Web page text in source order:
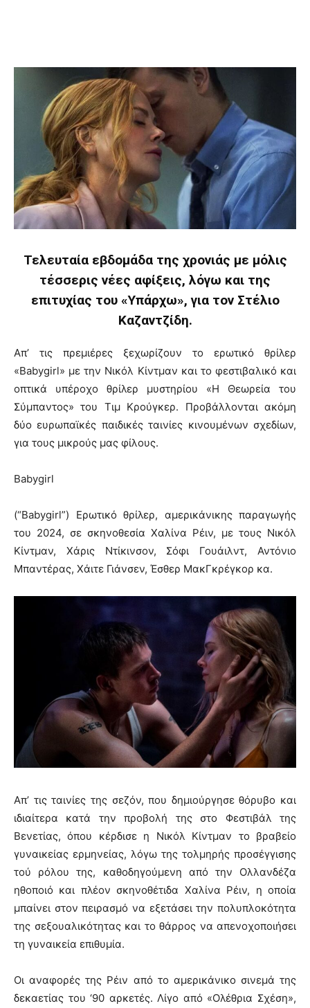
Τελευταία εβδομάδα της χρονιάς με μόλις
τέσσερις νέες αφίξεις, λόγω και της
επιτυχίας του «Υπάρχω», για τον Στέλιο
Καζαντζίδη.
Απ’ τις πρεμιέρες ξεχωρίζουν το ερωτικό θρίλερ
«Babygirl» με την Νικόλ Κίντμαν και το φεστιβαλικό και
οπτικά υπέροχο θρίλερ μυστηρίου «Η Θεωρεία του
Σύμπαντος» του Τιμ Κρούγκερ. Προβάλλονται ακόμη
δύο ευρωπαϊκές παιδικές ταινίες κινουμένων σχεδίων,
για τους μικρούς μας φίλους.
Babygirl
(“Babygirl”) Ερωτικό θρίλερ, αμερικάνικης παραγωγής
του 2024, σε σκηνοθεσία Χαλίνα Ρέιν, με τους Νικόλ
Κίντμαν, Χάρις Ντίκινσον, Σόφι Γουάιλντ, Αντόνιο
Μπαντέρας, Χάιτε Γιάνσεν, Έσθερ ΜακΓκρέγκορ κα.
Απ’ τις ταινίες της σεζόν, που δημιούργησε θόρυβο και
ιδιαίτερα κατά την προβολή της στο Φεστιβάλ της
Βενετίας, όπου κέρδισε η Νικόλ Κίντμαν το βραβείο
γυναικείας ερμηνείας, λόγω της τολμηρής προσέγγισης
τού ρόλου της, καθοδηγούμενη από την Ολλανδέζα
ηθοποιό και πλέον σκηνοθέτιδα Χαλίνα Ρέιν, η οποία
μπαίνει στον πειρασμό να εξετάσει την πολυπλοκότητα
της σεξουαλικότητας και το θάρρος να απενοχοποιήσει
τη γυναικεία επιθυμία.
Οι αναφορές της Ρέιν από το αμερικάνικο σινεμά της
δεκαετίας του ‘90 αρκετές. Λίγο από «Ολέθρια Σχέση»,